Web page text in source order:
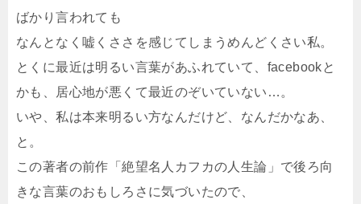
ばかり言われても
なんとなく嘘くささを感じてしまうめんどくさい私。
とくに最近は明るい言葉があふれていて、facebookと
かも、居心地が悪くて最近のぞいていない…。
いや、私は本来明るい方なんだけど、なんだかなあ、
と。
この著者の前作「絶望名人カフカの人生論」で後ろ向
きな言葉のおもしろさに気づいたので、